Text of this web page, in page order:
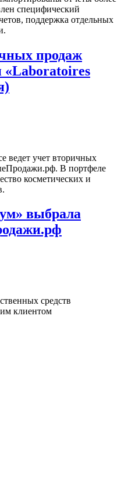
специфический
поддержка отдельных
продаж
«Laboratoires
ведет учет вторичных
В портфеле
косметических и
выбрала
средств
клиентом